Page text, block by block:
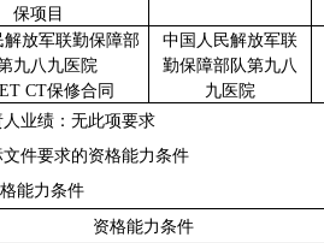
保项目
解放军联勤保障部
九八九医院
CT保修合同
中国人民解放军联
勤保障部队第九八
九医院
业绩：无此项要求
件要求的资格能力条件
能力条件
资格能力条件